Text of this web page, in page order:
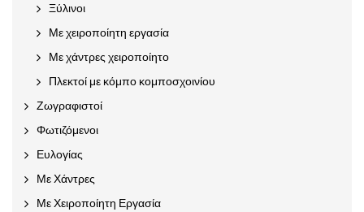
Ξύλινοι
Με χειροποίητη εργασία
Με χάντρες χειροποίητο
Πλεκτοί με κόμπο κομποσχοινίου
Ζωγραφιστοί
Φωτιζόμενοι
Ευλογίας
Με Χάντρες
Με Χειροποίητη Εργασία